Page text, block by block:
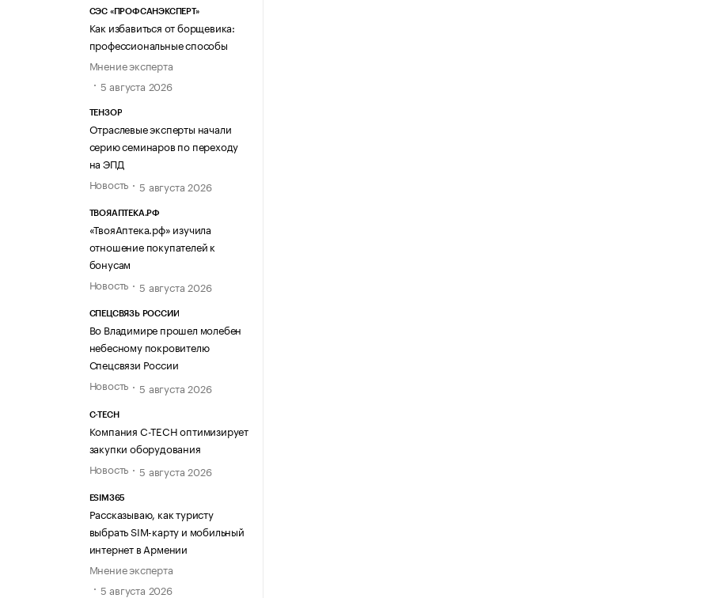
СЭС «ПРОФСАНЭКСПЕРТ»
Как избавиться от борщевика:
профессиональные способы
Мнение эксперта
5 августа 2026
ТЕНЗОР
Отраслевые эксперты начали
серию семинаров по переходу
на ЭПД
Новость
5 августа 2026
ТВОЯАПТЕКА.РФ
«ТвояАптека.рф» изучила
отношение покупателей к
бонусам
Новость
5 августа 2026
СПЕЦСВЯЗЬ РОССИИ
Во Владимире прошел молебен
небесному покровителю
Спецсвязи России
Новость
5 августа 2026
C-TECH
Компания C-TECH оптимизирует
закупки оборудования
Новость
5 августа 2026
ESIM365
Рассказываю, как туристу
выбрать SIM-карту и мобильный
интернет в Армении
Мнение эксперта
5 августа 2026